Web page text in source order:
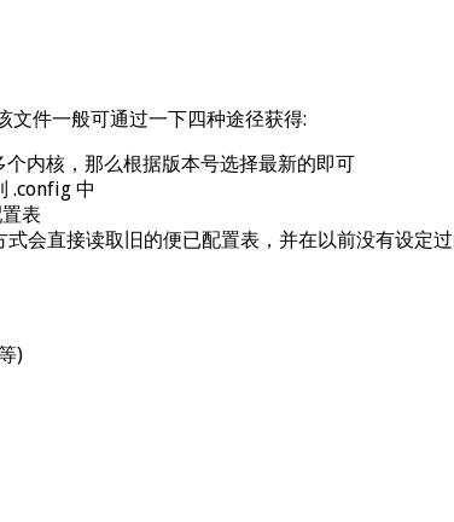
文件一般可通过一下四种途径获得:
内核，那么根据版本号选择最新的即可
.config 中
表
会直接读取旧的便已配置表，并在以前没有设定
)